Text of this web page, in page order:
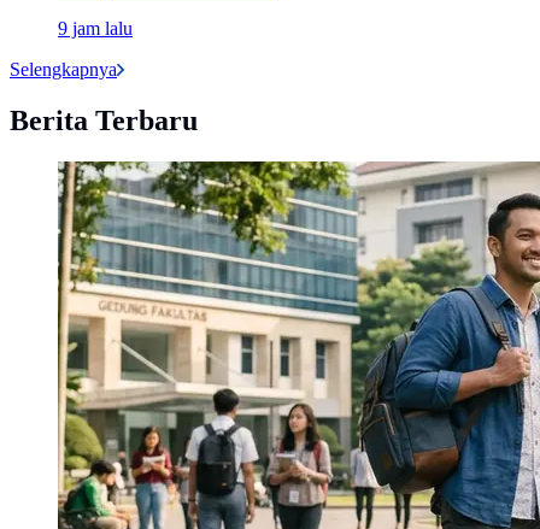
9 jam lalu
Selengkapnya
Berita Terbaru